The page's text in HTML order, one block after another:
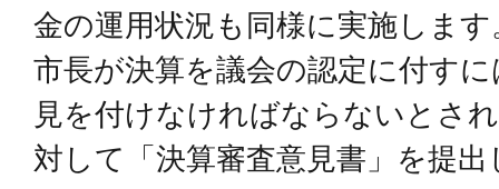
金の運用状況も同様に実施します
市長が決算を議会の認定に付す
見を付けなければならないとさ
対して「決算審査意見書」を提